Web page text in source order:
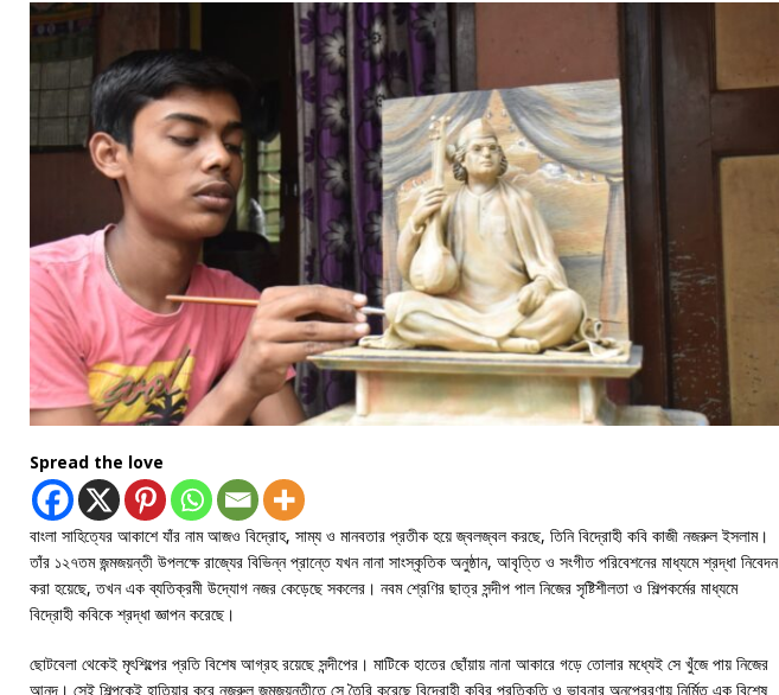
Spread the love
বাংলা সাহিত্যের আকাশে যাঁর নাম আজও বিদ্রোহ, সাম্য ও মানবতার প্রতীক হয়ে জ্বলজ্বল করছে, তিনি বিদ্রোহী কবি কাজী নজরুল ইসলাম।
তাঁর ১২৭তম জন্মজয়ন্তী উপলক্ষে রাজ্যের বিভিন্ন প্রান্তে যখন নানা সাংস্কৃতিক অনুষ্ঠান, আবৃত্তি ও সংগীত পরিবেশনের মাধ্যমে শ্রদ্ধা নিবেদন
করা হয়েছে, তখন এক ব্যতিক্রমী উদ্যোগ নজর কেড়েছে সকলের। নবম শ্রেণির ছাত্র সন্দীপ পাল নিজের সৃষ্টিশীলতা ও শিল্পকর্মের মাধ্যমে
বিদ্রোহী কবিকে শ্রদ্ধা জ্ঞাপন করেছে।
ছোটবেলা থেকেই মৃৎশিল্পের প্রতি বিশেষ আগ্রহ রয়েছে সন্দীপের। মাটিকে হাতের ছোঁয়ায় নানা আকারে গড়ে তোলার মধ্যেই সে খুঁজে পায় নিজের
আনন্দ। সেই শিল্পকেই হাতিয়ার করে নজরুল জন্মজয়ন্তীতে সে তৈরি করেছে বিদ্রোহী কবির প্রতিকৃতি ও ভাবনার অনুপ্রেরণায় নির্মিত এক বিশেষ